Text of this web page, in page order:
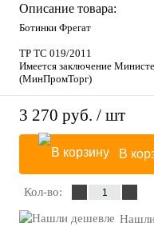
Описание товара:
Ботинки Фрегат
ТР ТС 019/2011
Имеется заключение
(МинПромТорг)
3 270 руб. / шт
В
Кол-во: